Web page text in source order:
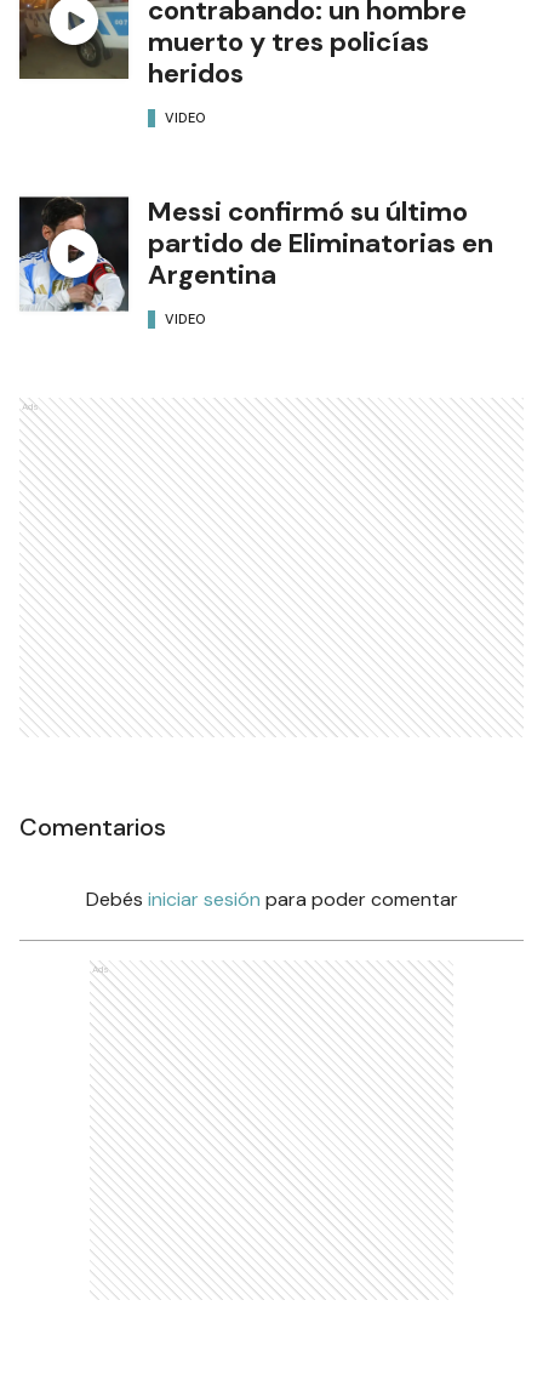
contrabando: un hombre
muerto y tres policías
heridos
VIDEO
Messi confirmó su último
partido de Eliminatorias en
Argentina
VIDEO
Ads
Comentarios
Debés iniciar sesión para poder comentar
Ads